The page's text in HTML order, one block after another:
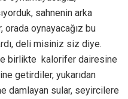
sahnenin arka
orada oynayacağız bu
deli misiniz siz diye.
birlikte kalorifer dairesine
getirdiler, yukarıdan
damlayan sular, seyircilere